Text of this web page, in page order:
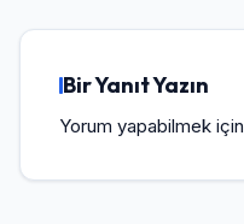
Bir Yanıt Yazın
Yorum yapabilmek için